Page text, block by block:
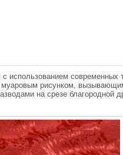
использованием современных
рисунком,
на срезе благородной